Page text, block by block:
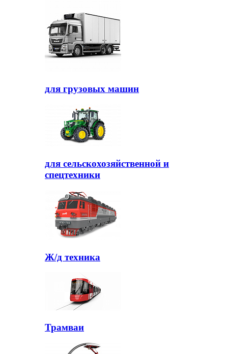
для грузовых машин
для сельскохозяйственной и
спецтехники
Ж/д техника
Трамваи